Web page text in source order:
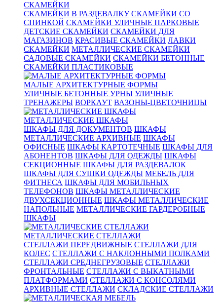
СКАМЕЙКИ
СКАМЕЙКИ В РАЗДЕВАЛКУ СКАМЕЙКИ СО
СПИНКОЙ СКАМЕЙКИ УЛИЧНЫЕ ПАРКОВЫЕ
ДЕТСКИЕ СКАМЕЙКИ СКАМЕЙКИ ДЛЯ
МАГАЗИНОВ КРАСИВЫЕ СКАМЕЙКИ ЛАВКИ
СКАМЕЙКИ МЕТАЛЛИЧЕСКИЕ СКАМЕЙКИ
САДОВЫЕ СКАМЕЙКИ СКАМЕЙКИ БЕТОННЫЕ
СКАМЕЙКИ ПЛАСТИКОВЫЕ
МАЛЫЕ АРХИТЕКТУРНЫЕ ФОРМЫ
УЛИЧНЫЕ БЕТОННЫЕ УРНЫ УЛИЧНЫЕ
ТРЕНАЖЕРЫ ВОРКАУТ ВАЗОНЫ-ЦВЕТОЧНИЦЫ
МЕТАЛЛИЧЕСКИЕ ШКАФЫ
ШКАФЫ ДЛЯ ДОКУМЕНТОВ ШКАФЫ
МЕТАЛЛИЧЕСКИЕ АРХИВНЫЕ ШКАФЫ
ОФИСНЫЕ ШКАФЫ КАРТОТЕЧНЫЕ ШКАФЫ ДЛЯ
АБОНЕНТОВ ШКАФЫ ДЛЯ ОДЕЖДЫ ШКАФЫ
СЕКЦИОННЫЕ ШКАФЫ ДЛЯ РАЗДЕВАЛОК
ШКАФЫ ДЛЯ СУШКИ ОДЕЖДЫ МЕБЕЛЬ ДЛЯ
ФИТНЕСА ШКАФЫ ДЛЯ МОБИЛЬНЫХ
ТЕЛЕФОНОВ ШКАФЫ МЕТАЛЛИЧЕСКИЕ
ДВУХСЕКЦИОННЫЕ ШКАФЫ МЕТАЛЛИЧЕСКИЕ
НАПОЛЬНЫЕ МЕТАЛЛИЧЕСКИЕ ГАРДЕРОБНЫЕ
ШКАФЫ
МЕТАЛЛИЧЕСКИЕ СТЕЛЛАЖИ
СТЕЛЛАЖИ ПЕРЕДВИЖНЫЕ СТЕЛЛАЖИ ДЛЯ
КОЛЕС СТЕЛЛАЖИ С НАКЛОННЫМИ ПОЛКАМИ
СТЕЛЛАЖИ СРЕДНЕГРУЗОВЫЕ СТЕЛЛАЖИ
ФРОНТАЛЬНЫЕ СТЕЛЛАЖИ С ВЫКАТНЫМИ
ПЛАТФОРМАМИ СТЕЛЛАЖИ С КОНСОЛЯМИ
АРХИВНЫЕ СТЕЛЛАЖИ СКЛАДСКИЕ СТЕЛЛАЖИ